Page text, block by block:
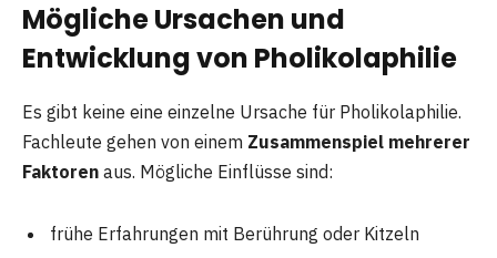
Mögliche Ursachen und
Entwicklung von Pholikolaphilie
Es gibt keine eine einzelne Ursache für Pholikolaphilie.
Fachleute gehen von einem Zusammenspiel mehrerer
Faktoren aus. Mögliche Einflüsse sind:
frühe Erfahrungen mit Berührung oder Kitzeln